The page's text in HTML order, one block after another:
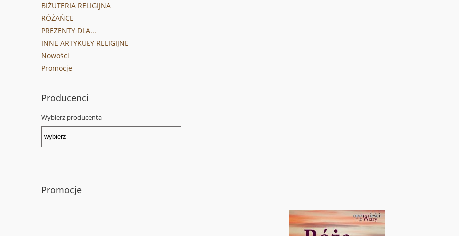
BIŻUTERIA RELIGIJNA
RÓŻAŃCE
PREZENTY DLA...
INNE ARTYKUŁY RELIGIJNE
Nowości
Promocje
Producenci
Wybierz producenta
Promocje